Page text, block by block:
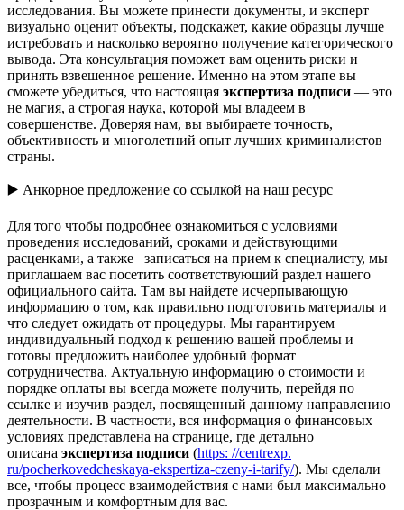
исследования. Вы можете принести документы, и эксперт
визуально оценит объекты, подскажет, какие образцы лучше
истребовать и насколько вероятно получение категорического
вывода. Эта консультация поможет вам оценить риски и
принять взвешенное решение. Именно на этом этапе вы
сможете убедиться, что настоящая экспертиза подписи — это
не магия, а строгая наука, которой мы владеем в
совершенстве. Доверяя нам, вы выбираете точность,
объективность и многолетний опыт лучших криминалистов
страны.
▶️ Анкорное предложение со ссылкой на наш ресурс
Для того чтобы подробнее ознакомиться с условиями
проведения исследований, сроками и действующими
расценками, а также записаться на прием к специалисту, мы
приглашаем вас посетить соответствующий раздел нашего
официального сайта. Там вы найдете исчерпывающую
информацию о том, как правильно подготовить материалы и
что следует ожидать от процедуры. Мы гарантируем
индивидуальный подход к решению вашей проблемы и
готовы предложить наиболее удобный формат
сотрудничества. Актуальную информацию о стоимости и
порядке оплаты вы всегда можете получить, перейдя по
ссылке и изучив раздел, посвященный данному направлению
деятельности. В частности, вся информация о финансовых
условиях представлена на странице, где детально
описана экспертиза подписи (https: //centrexp.
ru/pocherkovedcheskaya-ekspertiza-czeny-i-tarify/). Мы сделали
все, чтобы процесс взаимодействия с нами был максимально
прозрачным и комфортным для вас.